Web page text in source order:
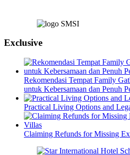
Exclusive
Rekomendasi Tempat Family
untuk Kebersamaan dan Penuh
Practical Living Options and
Claiming Refunds for Missing